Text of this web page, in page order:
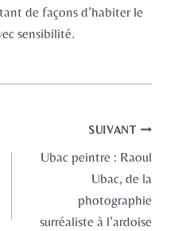
de façons d’habiter le
sensibilité.
SUIVANT
Ubac peintre : Raoul
Ubac, de la
photographie
surréaliste à l’ardoise